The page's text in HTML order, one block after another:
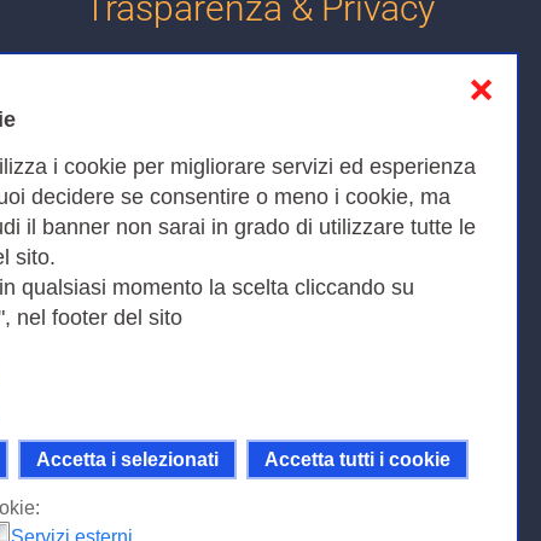
i cookie per migliorare servizi ed esperienza
decidere se consentire o meno i cookie, ma
il banner non sarai in grado di utilizzare tutte le
sito.
qualsiasi momento la scelta cliccando su
nel footer del sito
Accetta i selezionati Accetta tutti i cookie
❌
Servizi esterni
Amministrazione trasparente
Bandi di Gara
|
licenza Creative Commons